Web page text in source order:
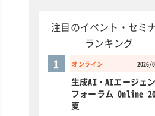
注目のイベント・セミ
ランキング
オンライン 2026/
1
生成AI・AIエージェ
フォーラム Online
夏